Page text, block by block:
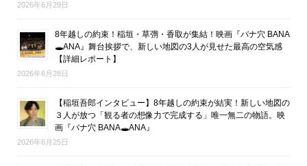
2026年6月29日
8年越しの約束！稲垣・草彅・香取が集結！映画『バナ穴 BANA
🕳ANA』舞台挨拶で、新しい地図の3人が見せた最高の空気感
【詳細レポート】
2026年6月28日
【稲垣吾郎インタビュー】8年越しの約束が結実！新しい地図の
３人が放つ「観る者の想像力で完成する」唯一無二の物語。映
画『バナ穴 BANA🕳ANA』
2026年6月25日